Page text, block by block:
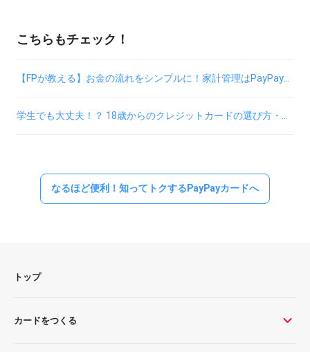
こちらもチェック！
なるほど便利！知ってトクするPayPayカードへ
トップ
カードをつくる